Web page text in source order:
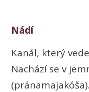
Nádí
Kanál, který
Nachází se v